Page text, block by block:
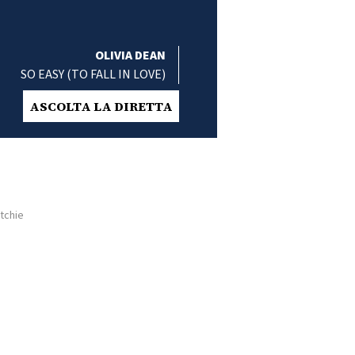
OLIVIA DEAN
SO EASY (TO FALL IN LOVE)
ASCOLTA LA DIRETTA